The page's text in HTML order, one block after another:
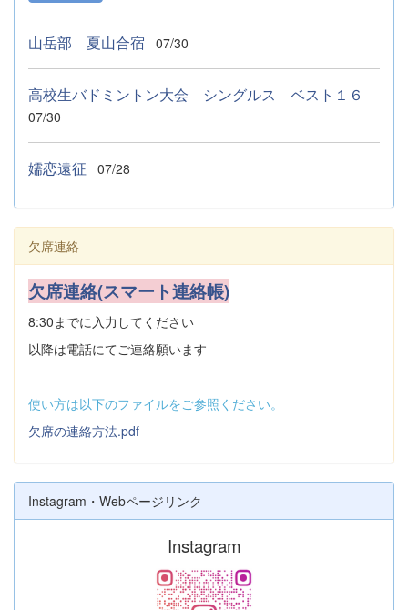
山岳部 夏山合宿 07/30
高校生バドミントン大会 シングルス ベスト１６
07/30
嬬恋遠征 07/28
欠席連絡
欠席連絡(スマート連絡帳)
8:30までに入力してください
以降は電話にてご連絡願います
使い方は以下のファイルをご参照ください。
欠席の連絡方法.pdf
Instagram・Webページリンク
Instagram